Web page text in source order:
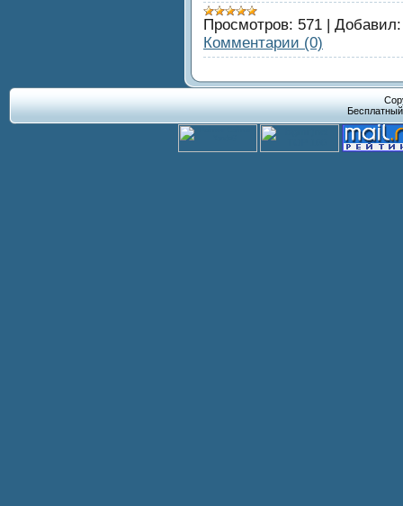
Просмотров: 571 | Добавил:
Комментарии (0)